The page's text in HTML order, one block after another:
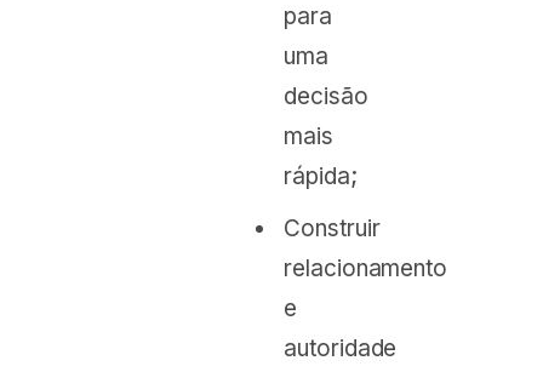
para
uma
decisão
mais
rápida;
Construir
relacionamento
e
autoridade